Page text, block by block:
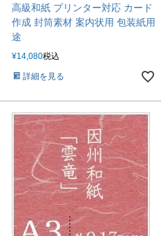
高級和紙 プリンター対応 カード
作成 封筒素材 案内状用 包装紙用
途
¥14,080税込
詳細を見る